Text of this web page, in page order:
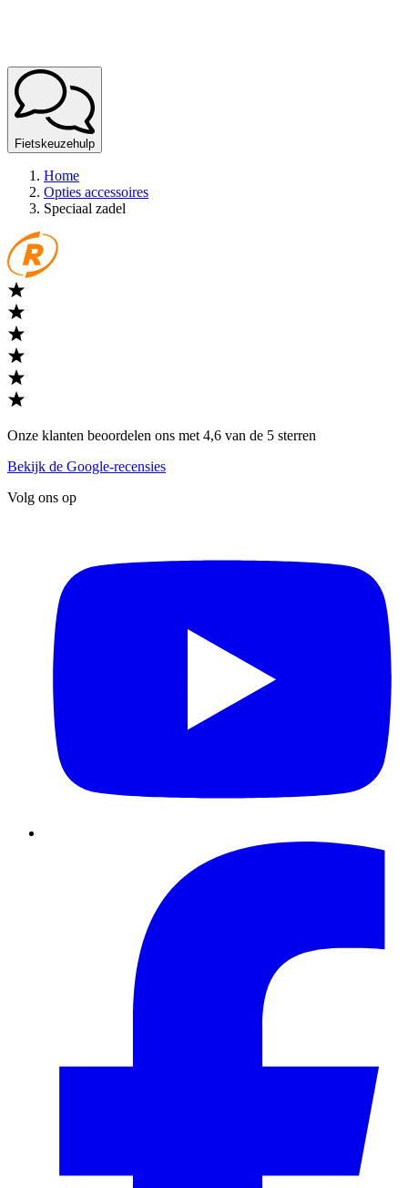
Fietskeuzehulp
Home
Opties accessoires
Speciaal zadel
Onze klanten beoordelen ons met 4,6 van de 5 sterren
Bekijk de Google-recensies
Volg ons op